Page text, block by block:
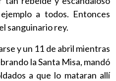
a todos. Entonces
sanguinario rey.
y un 11 de abril mientras
la Santa Misa, mandó
a que lo mataran allí